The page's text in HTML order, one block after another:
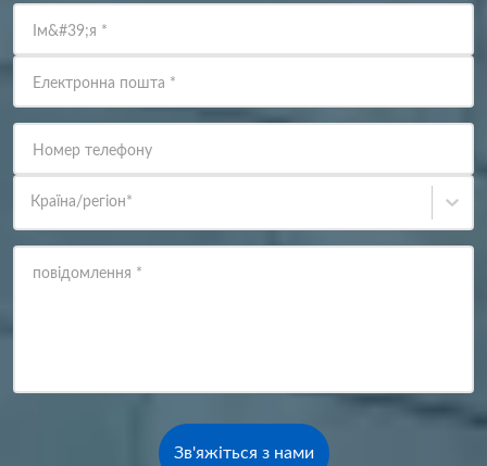
Ім&#39;я *
Електронна пошта *
Номер телефону
Країна/регіон*
повідомлення *
Зв'яжіться з нами